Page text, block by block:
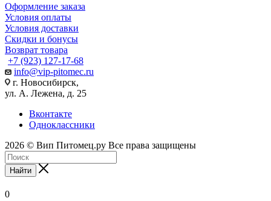
Оформление заказа
Условия оплаты
Условия доставки
Скидки и бонусы
Возврат товара
+7 (923) 127-17-68
info@vip-pitomec.ru
г. Новосибирск,
ул. А. Лежена, д. 25
Вконтакте
Одноклассники
2026 © Вип Питомец.ру Все права защищены
Найти
0